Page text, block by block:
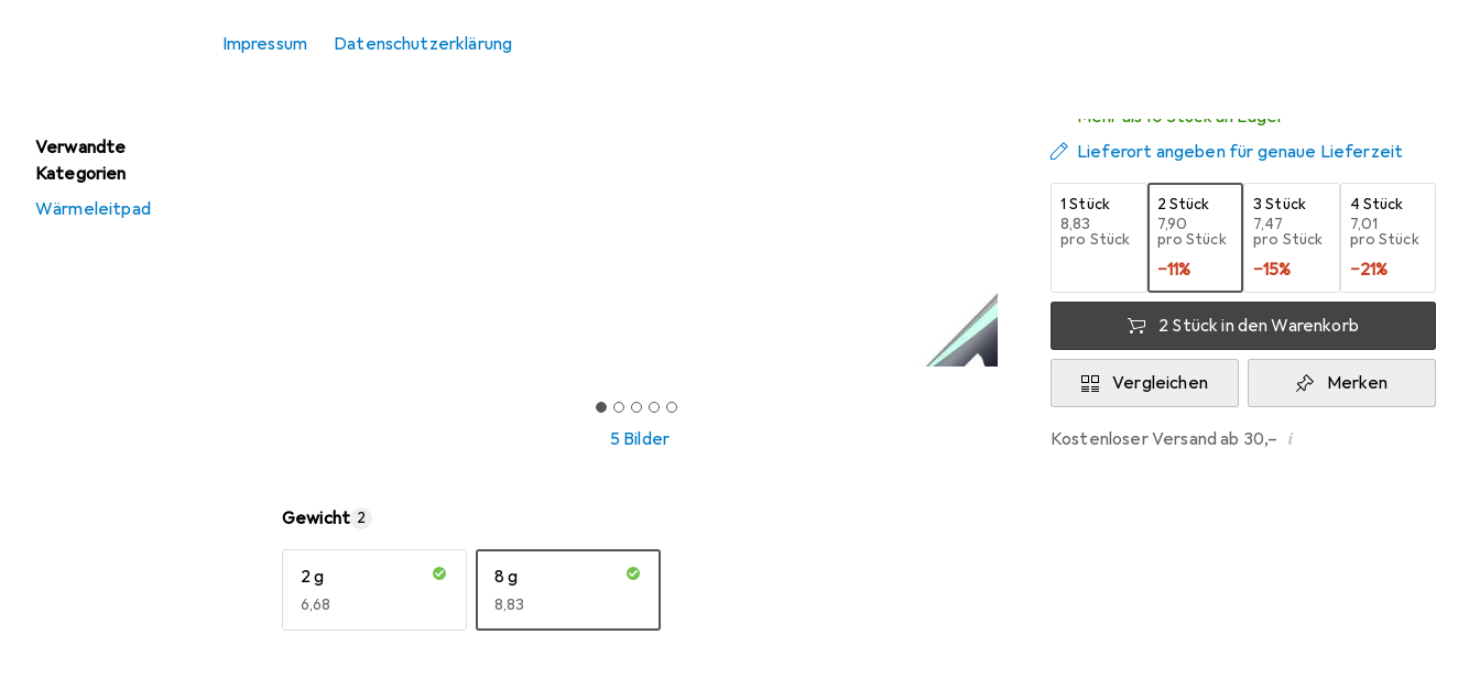
Impressum Datenschutzerklärung
Verwandte
Kategorien
Wärmeleitpad
5 Bilder
Mehr als 10 Stück an Lager
Lieferort angeben für genaue Lieferzeit
1 Stück
EUR
8,83
pro Stück
2 Stück
EUR
7,90
pro Stück
−11%
3 Stück
EUR
7,47
pro Stück
−15%
4 Stück
EUR
7,01
pro Stück
−21%
2 Stück in den Warenkorb
Vergleichen Merken
Kostenloser Versand ab 30,– i
Gewicht 2
2 g
EUR
6,68
8 g
EUR
8,83